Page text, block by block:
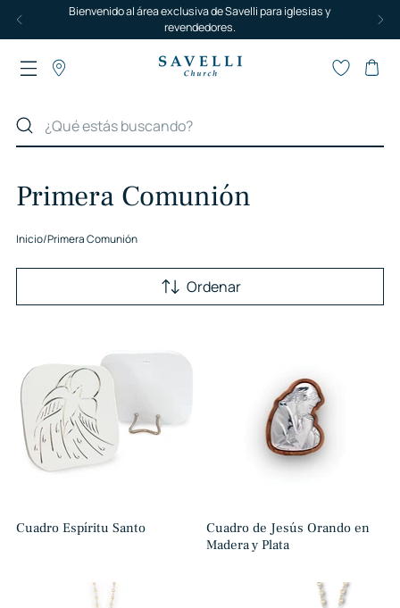
Primera Comunión
Inicio/Primera Comunión
Ordenar
Cuadro Espíritu Santo
Cuadro de Jesús Orando en
Madera y Plata